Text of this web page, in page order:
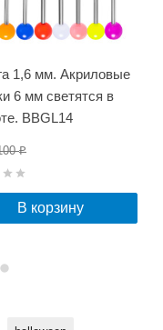
1,6 мм. Акриловые
6 мм светятся в
BBGL14
₽
В корзину